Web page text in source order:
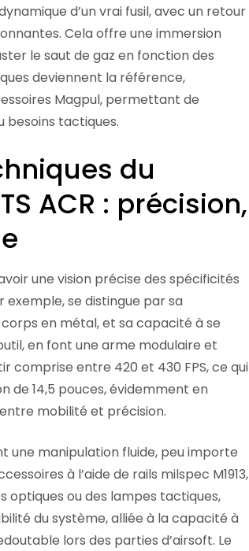
d’un vrai fusil, avec un retour
Cela offre une immersion
le saut de gaz en fonction des
deviennent la référence,
Magpul, permettant de
besoins tactiques.
du
ACR : précision,
une vision précise des spécificités
exemple, se distingue par sa
en métal, et sa capacité à se
en font une arme modulaire et
comprise entre 420 et 430 FPS, ce qui
de 14,5 pouces, évidemment en
mobilité et précision.
une manipulation fluide, peu importe
à l’aide de rails milspec M1913,
optiques ou des lampes tactiques,
du système, alliée à la capacité à
lors des parties d’airsoft. Le